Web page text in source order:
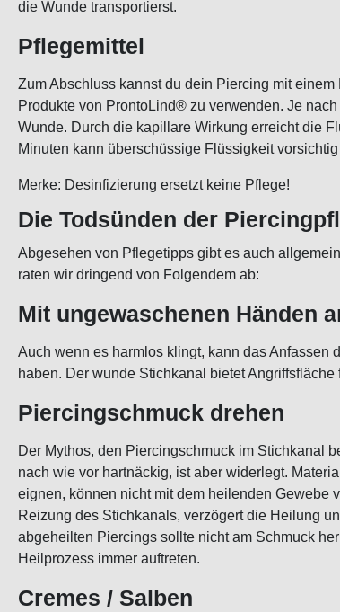
die Wunde transportierst.
Pflegemittel
Zum Abschluss kannst du dein Piercing mit
Produkte von ProntoLind® zu verwenden. Je
Wunde. Durch die kapillare Wirkung erreicht die
Minuten kann überschüssige Flüssigkeit
Merke: Desinfizierung ersetzt keine Pflege!
Die Todsünden der
Abgesehen von Pflegetipps gibt es auch
raten wir dringend von Folgendem ab:
Mit ungewaschenen Händen
Auch wenn es harmlos klingt, kann das Anfassen
haben. Der wunde Stichkanal bietet
Piercingschmuck drehen
Der Mythos, den Piercingschmuck im Stichkanal
nach wie vor hartnäckig, ist aber widerlegt.
eignen, können nicht mit dem heilenden Gewebe
Reizung des Stichkanals, verzögert die Heilung
abgeheilten Piercings sollte nicht am Schmuck
Heilprozess immer auftreten.
Cremes / Salben